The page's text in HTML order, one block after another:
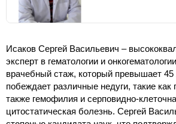
Исаков Сергей Васильевич –
эксперт в гематологии и
врачебный стаж, который превышает
побеждает различные недуги, такие как
также гемофилия и серповидно-
цитостатическая болезнь. Сергей